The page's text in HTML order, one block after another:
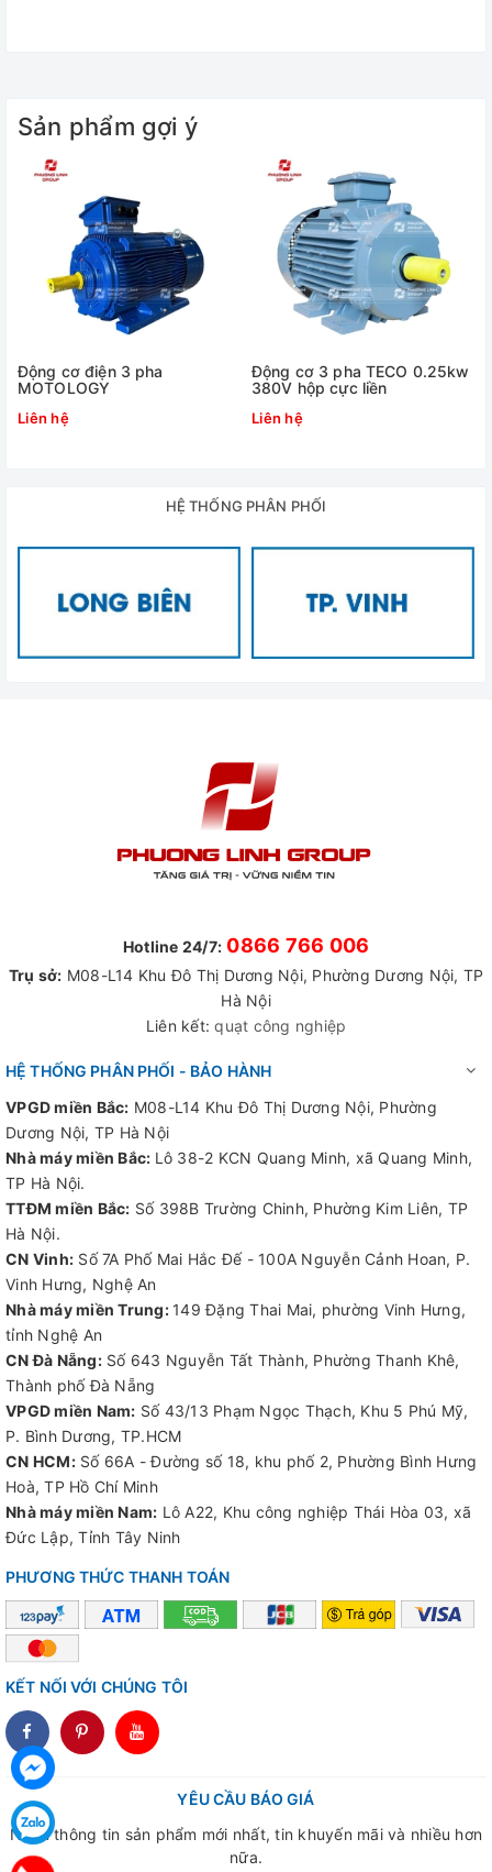
Sản phẩm gợi ý
Động cơ điện 3 pha
MOTOLOGY
Liên hệ
Động cơ 3 pha TECO 0.25kw
380V hộp cực liền
Liên hệ
HỆ THỐNG PHÂN PHỐI
Hotline 24/7: 0866 766 006
Trụ sở: M08-L14 Khu Đô Thị Dương Nội, Phường Dương Nội, TP
Hà Nội
Liên kết:quạt công nghiệp
HỆ THỐNG PHÂN PHỐI - BẢO HÀNH
VPGD miền Bắc: M08-L14 Khu Đô Thị Dương Nội, Phường
Dương Nội, TP Hà Nội
Nhà máy miền Bắc: Lô 38-2 KCN Quang Minh, xã Quang Minh,
TP Hà Nội.
TTĐM miền Bắc: Số 398B Trường Chinh, Phường Kim Liên, TP
Hà Nội.
CN Vinh: Số 7A Phố Mai Hắc Đế - 100A Nguyễn Cảnh Hoan, P.
Vinh Hưng, Nghệ An
Nhà máy miền Trung: 149 Đặng Thai Mai, phường Vinh Hưng,
tỉnh Nghệ An
CN Đà Nẵng:Số 643 Nguyễn Tất Thành, Phường Thanh Khê,
Thành phố Đà Nẵng
VPGD miền Nam: Số 43/13 Phạm Ngọc Thạch, Khu 5 Phú Mỹ,
P. Bình Dương, TP.HCM
CN HCM:Số 66A - Đường số 18, khu phố 2, Phường Bình Hưng
Hoà, TP Hồ Chí Minh
Nhà máy miền Nam: Lô A22, Khu công nghiệp Thái Hòa 03, xã
Đức Lập, Tỉnh Tây Ninh
PHƯƠNG THỨC THANH TOÁN
KẾT NỐI VỚI CHÚNG TÔI
YÊU CẦU BÁO GIÁ
Nhận thông tin sản phẩm mới nhất, tin khuyến mãi và nhiều hơn
nữa.